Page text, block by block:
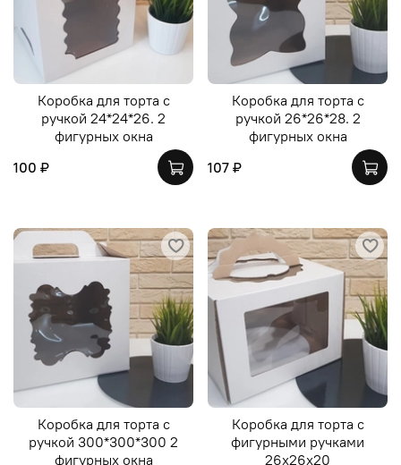
Коробка для торта с
ручкой 24*24*26. 2
фигурных окна
100 ₽
Коробка для торта с
ручкой 26*26*28. 2
фигурных окна
107 ₽
Коробка для торта с
ручкой 300*300*300 2
фигурных окна
Коробка для торта с
фигурными ручками
26х26х20